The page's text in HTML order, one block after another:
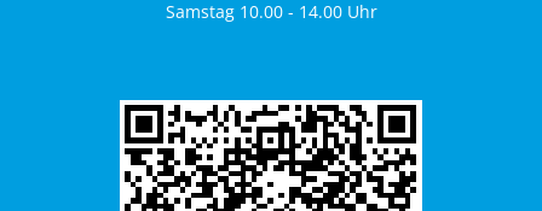
Samstag 10.00 - 14.00 Uhr